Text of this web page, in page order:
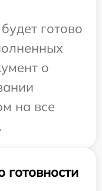
готово
о
на все